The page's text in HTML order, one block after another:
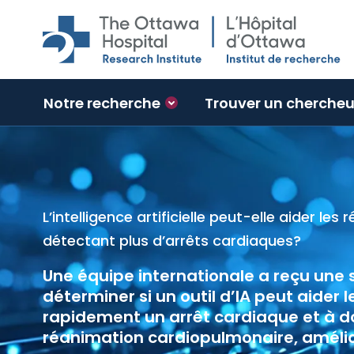
Skip to main content
Notre recherche Trouver un
L’intelligence artificielle peut-elle aider les
détectant plus d’arrêts cardiaques?
Une équipe internationale a reçu une
déterminer si un outil d’IA peut aider
rapidement un arrêt cardiaque et à
réanimation cardiopulmonaire,
Boreal
contre le
En
Un
prévenir
Selon
réduire
des
5,7 M$
troubles
En